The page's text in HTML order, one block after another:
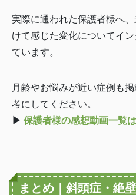
実際に通われた保護者様へ
けて感じた変化についてイ
ています。
月齢やお悩みが近い症例も
考にしてください。
▶ 保護者様の感想動画一覧
まとめ｜斜頭症・絶